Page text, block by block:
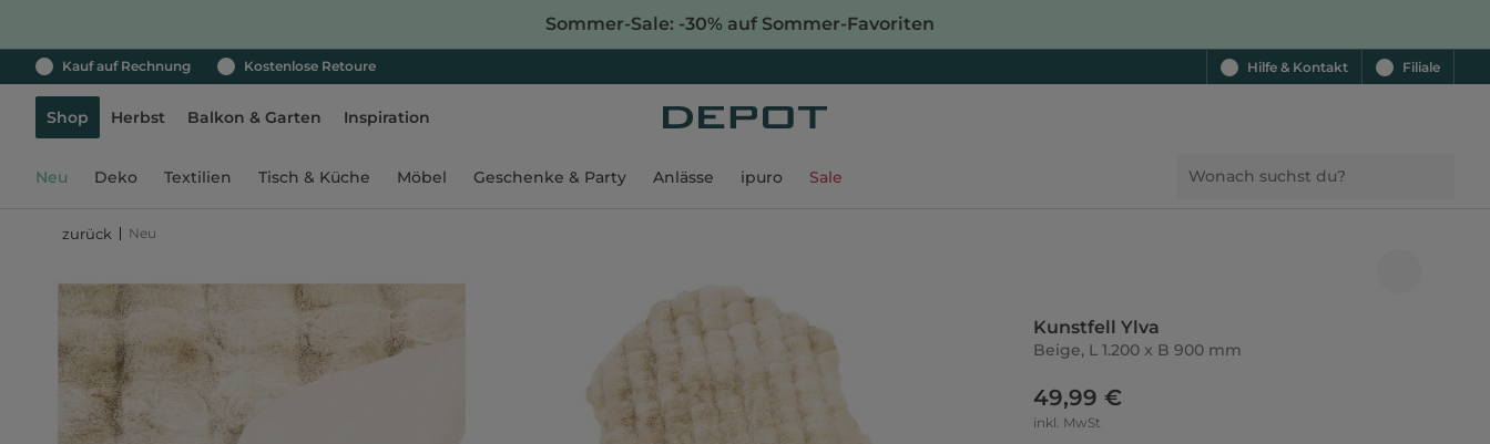
Sommer-Sale: -30% auf Sommer-Favoriten
Kauf auf Rechnung Kostenlose Retoure Hilfe & Kontakt Filiale
Shop Herbst Balkon & Garten Inspiration
Neu Deko Textilien Tisch & Küche Möbel Geschenke & Party Anlässe ipuro Sale
zurück Neu
Kunstfell Ylva
Beige, L 1.200 x B 900 mm
49,99 €
inkl. MwSt